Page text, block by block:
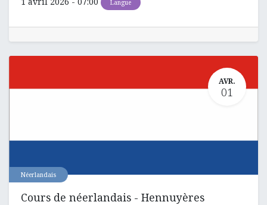
Langue
AVR.
01
Néerlandais
Cours de néerlandais - Hennuyères